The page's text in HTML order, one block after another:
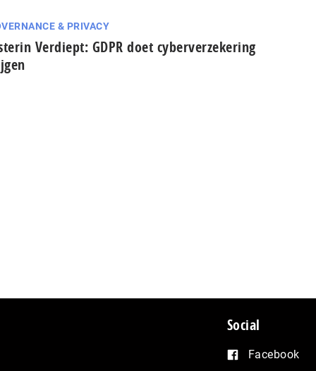
& PRIVACY
Verdiept: GDPR doet cyberverzekering
Social
Facebook